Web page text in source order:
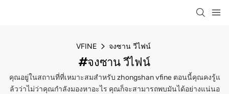
VFINE จงซาน วีไฟน์
#จงซาน วีไฟน์
คุณอยู่ในสถานที่ที่เหมาะสมสำหรับ zhongshan vfine ตอนนี้คุณคงรู้แ
ล้วว่าไม่ว่าคุณกำลังมองหาอะไร คุณก็จะสามารถพบมันได้อย่างแน่นอ